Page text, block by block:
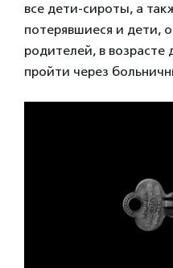
все дети-сироты, а
потерявшиеся и дети,
родителей, в
пройти через